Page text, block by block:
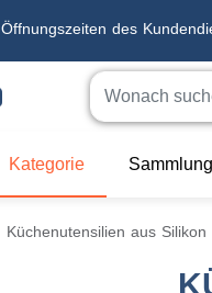
Öffnungszeiten des
Kategorie
Küchenutensilien aus Silikon